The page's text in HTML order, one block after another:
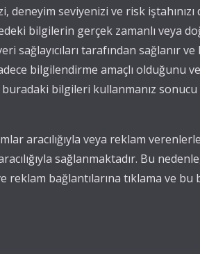
deneyim seviyenizi ve risk
bilgilerin gerçek zamanlı veya
tarafından sağlanır
bilgilendirme amaçlı olduğunu
bilgileri kullanmanız
aracılığıyla veya reklam
sağlanmaktadır. Bu
bağlantılarına tıklama ve